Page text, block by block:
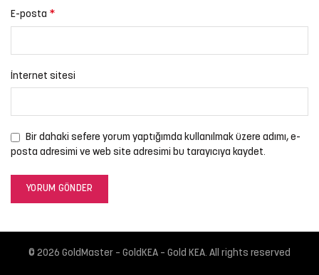
E-posta *
İnternet sitesi
Bir dahaki sefere yorum yaptığımda kullanılmak üzere adımı, e-
posta adresimi ve web site adresimi bu tarayıcıya kaydet.
© 2026 GoldMaster – GoldKEA – Gold KEA. All rights reserved